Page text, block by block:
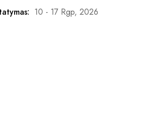
10 - 17 Rgp, 2026